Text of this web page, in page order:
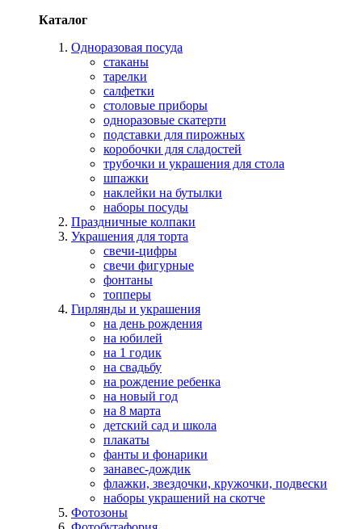
Каталог
Одноразовая посуда
стаканы
тарелки
салфетки
столовые приборы
одноразовые скатерти
подставки для пирожных
коробочки для сладостей
трубочки и украшения для стола
шпажки
наклейки на бутылки
наборы посуды
Праздничные колпаки
Украшения для торта
свечи-цифры
свечи фигурные
фонтаны
топперы
Гирлянды и украшения
на день рождения
на юбилей
на 1 годик
на свадьбу
на рождение ребенка
на новый год
на 8 марта
детский сад и школа
плакаты
фанты и фонарики
занавес-дождик
флажки, звездочки, кружочки, подвески
наборы украшений на скотче
Фотозоны